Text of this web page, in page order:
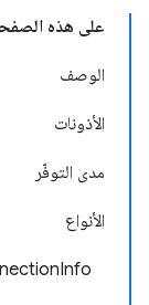
على هذه
الوصف
الأذونات
مدى التوفّر
الأنواع